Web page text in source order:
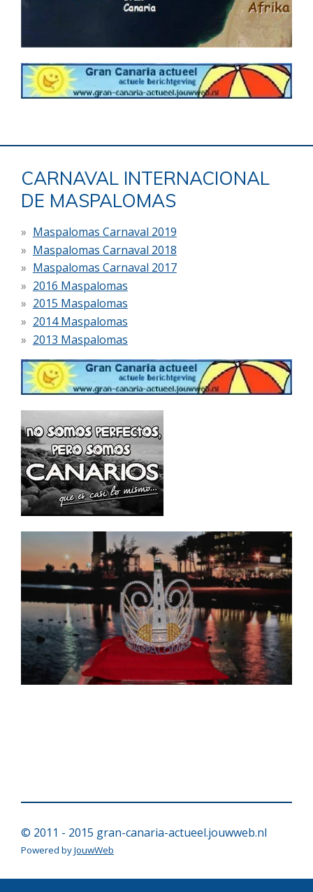
CARNAVAL INTERNACIONAL
DE MASPALOMAS
Maspalomas Carnaval 2019
Maspalomas Carnaval 2018
Maspalomas Carnaval 2017
2016 Maspalomas
2015 Maspalomas
2014 Maspalomas
2013 Maspalomas
© 2011 - 2015 gran-canaria-actueel.jouwweb.nl
Powered byJouwWeb